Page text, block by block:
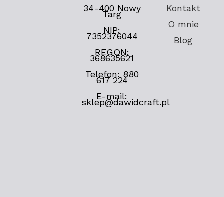
34-400 Nowy
Targ
NIP:
7352376044
REGON:
368635621
Telefon: 880
617 224
E-mail:
sklep@dawidcraft.pl
Kontakt
O mnie
Blog